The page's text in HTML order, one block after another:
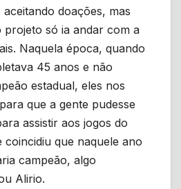
doações, mas
projeto só ia andar com a
Naquela época, quando
45 anos e não
estadual, eles nos
que a gente pudesse
assistir aos jogos do
coincidiu que naquele ano
campeão, algo
Alirio.